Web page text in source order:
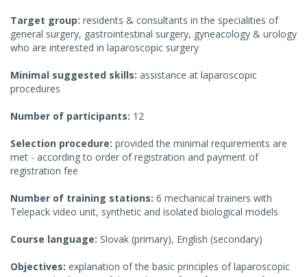
Target group: residents & consultants in the specialities of
general surgery, gastrointestinal surgery, gyneacology & urology
who are interested in laparoscopic surgery
Minimal suggested skills: assistance at laparoscopic
procedures
Number of participants: 12
Selection procedure: provided the minimal requirements are
met - according to order of registration and payment of
registration fee
Number of training stations: 6 mechanical trainers with
Telepack video unit, synthetic and isolated biological models
Course language: Slovak (primary), English (secondary)
Objectives: explanation of the basic principles of laparoscopic